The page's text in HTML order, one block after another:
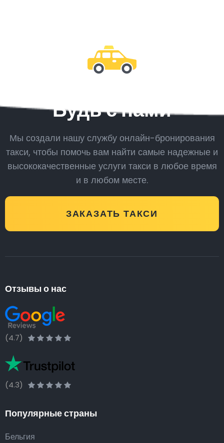
Будь с нами
Мы создали нашу службу онлайн-бронирования
такси, чтобы помочь вам найти самые надежные и
высококачественные услуги такси в любое время
и в любом месте.
ЗАКАЗАТЬ ТАКСИ
Отзывы о нас
(4.7)
(4.3)
Популярные страны
Бельгия